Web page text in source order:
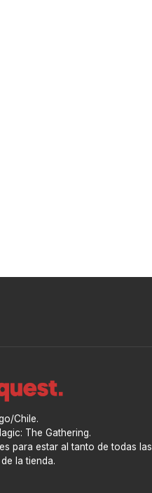
Chile.
The Gathering.
para estar al tanto de todas las
la tienda.